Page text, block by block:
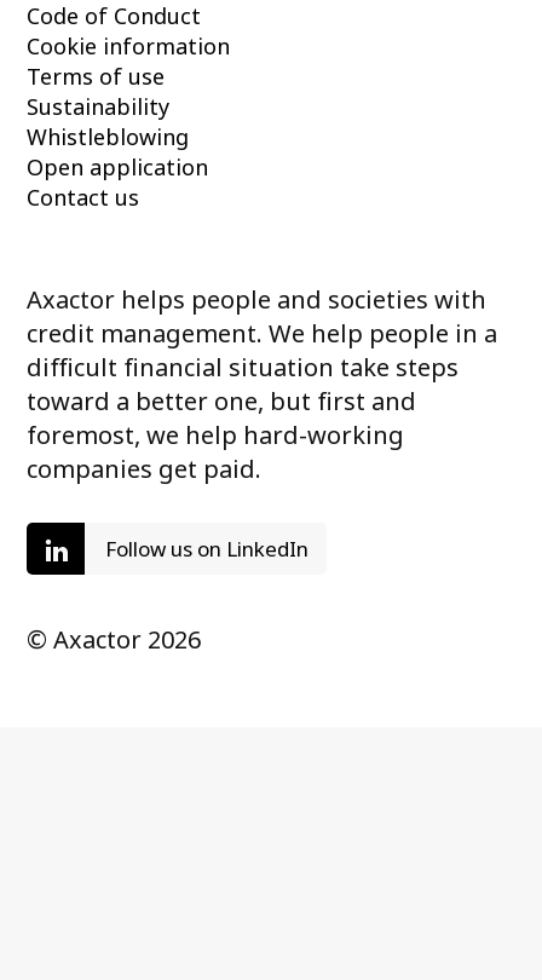
Code of Conduct
Cookie information
Terms of use
Sustainability
Whistleblowing
Open application
Contact us
Axactor helps people and societies with
credit management. We help people in a
difficult financial situation take steps
toward a better one, but first and
foremost, we help hard-working
companies get paid.
Follow us on LinkedIn
© Axactor 2026